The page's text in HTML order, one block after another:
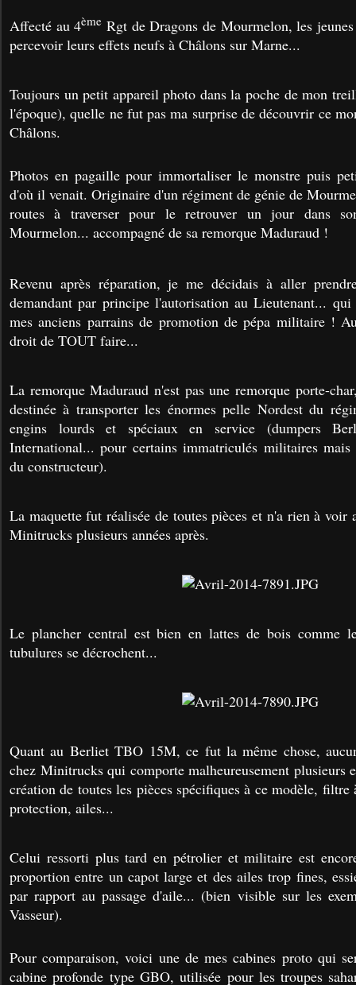
Affecté au 4ème Rgt de Dragons de Mourmelon, les
percevoir leurs effets neufs à Châlons sur Marne...
Toujours un petit appareil photo dans la poche de mon
l'époque), quelle ne fut pas ma surprise de découvrir ce
Châlons.
Photos en pagaille pour immortaliser le monstre puis
d'où il venait. Originaire d'un régiment de génie de
routes à traverser pour le retrouver un jour dans
Mourmelon... accompagné de sa remorque Maduraud !
Revenu après réparation, je me décidais à aller
demandant par principe l'autorisation au Lieutenant...
mes anciens parrains de promotion de pépa militaire !
droit de TOUT faire...
La remorque Maduraud n'est pas une remorque porte-
destinée à transporter les énormes pelle Nordest du
engins lourds et spéciaux en service (dumpers
International... pour certains immatriculés militaires mais
du constructeur).
La maquette fut réalisée de toutes pièces et n'a rien à voir
Minitrucks plusieurs années après.
Le plancher central est bien en lattes de bois comme
tubulures se décrochent...
Quant au Berliet TBO 15M, ce fut la même chose,
chez Minitrucks qui comporte malheureusement plusieurs
création de toutes les pièces spécifiques à ce modèle,
protection, ailes...
Celui ressorti plus tard en pétrolier et militaire est
proportion entre un capot large et des ailes trop fines,
par rapport au passage d'aile... (bien visible sur les
Vasseur).
Pour comparaison, voici une de mes cabines proto qui
cabine profonde type GBO, utilisée pour les troupes